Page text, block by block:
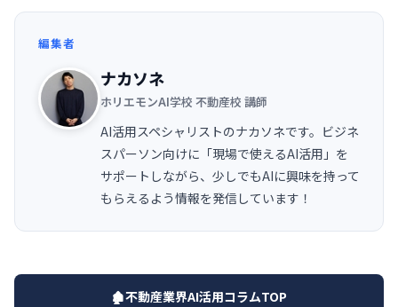
編集者
ナカソネ
ホリエモンAI学校 不動産校 講師
AI活用スペシャリストのナカソネです。ビジネ
スパーソン向けに「現場で使えるAI活用」を
サポートしながら、少しでもAIに興味を持って
もらえるよう情報を発信しています！
🏚️不動産業界AI活用コラムTOP